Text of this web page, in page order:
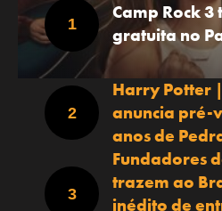
Camp Rock
gratuita no
Harry Potter
anuncia pré-
anos de
Fundadores
trazem ao
inédito de